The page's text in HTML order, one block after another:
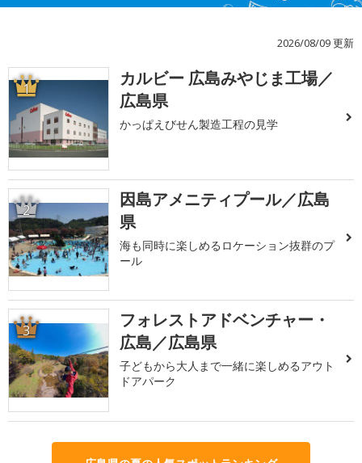
2026/08/09 更新
1
カルビー 広島みやじま工場／
広島県
かっぱえびせん製造工程の見学
2
因島アメニティプール／広島
県
海も同時に楽しめるロケーション抜群のプ
ール
3
フォレストアドベンチャー・
広島／広島県
子どもから大人まで一緒に楽しめるアウト
ドアパーク